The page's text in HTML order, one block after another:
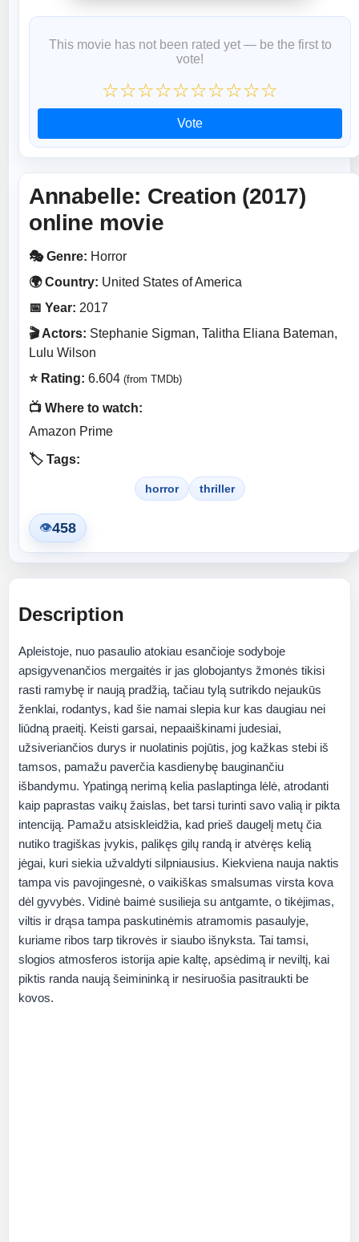
This movie has not been rated yet — be the first to
vote!
☆☆☆☆☆☆☆☆☆☆
Vote
Annabelle: Creation (2017)
online movie
🎭 Genre: Horror
🌍 Country: United States of America
📅 Year: 2017
🎬 Actors: Stephanie Sigman, Talitha Eliana Bateman,
Lulu Wilson
⭐ Rating: 6.604 (from TMDb)
📺 Where to watch:
Amazon Prime
🏷️ Tags:
horror thriller
👁458
Description
Apleistoje, nuo pasaulio atokiau esančioje sodyboje
apsigyvenančios mergaitės ir jas globojantys žmonės tikisi
rasti ramybę ir naują pradžią, tačiau tylą sutrikdo nejaukūs
ženklai, rodantys, kad šie namai slepia kur kas daugiau nei
liūdną praeitį. Keisti garsai, nepaaiškinami judesiai,
užsiveriančios durys ir nuolatinis pojūtis, jog kažkas stebi iš
tamsos, pamažu paverčia kasdienybę bauginančiu
išbandymu. Ypatingą nerimą kelia paslaptinga lėlė, atrodanti
kaip paprastas vaikų žaislas, bet tarsi turinti savo valią ir pikta
intenciją. Pamažu atsiskleidžia, kad prieš daugelį metų čia
nutiko tragiškas įvykis, palikęs gilų randą ir atvėręs kelią
jėgai, kuri siekia užvaldyti silpniausius. Kiekviena nauja naktis
tampa vis pavojingesnė, o vaikiškas smalsumas virsta kova
dėl gyvybės. Vidinė baimė susilieja su antgamte, o tikėjimas,
viltis ir drąsa tampa paskutinėmis atramomis pasaulyje,
kuriame ribos tarp tikrovės ir siaubo išnyksta. Tai tamsi,
slogios atmosferos istorija apie kaltę, apsėdimą ir neviltį, kai
piktis randa naują šeimininką ir nesiruošia pasitraukti be
kovos.